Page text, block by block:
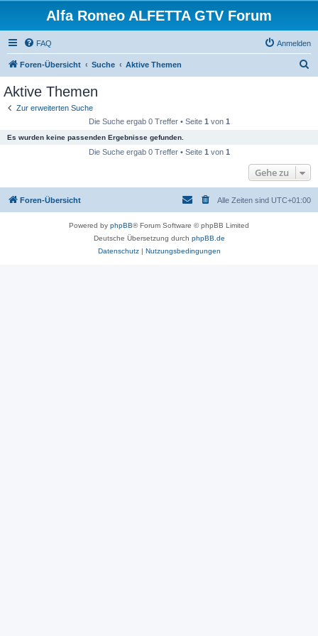
Alfa Romeo ALFETTA GTV Forum
FAQ Anmelden
Foren-Übersicht Suche Aktive Themen
Aktive Themen
Zur erweiterten Suche
Die Suche ergab 0 Treffer • Seite 1 von 1
Es wurden keine passenden Ergebnisse gefunden.
Die Suche ergab 0 Treffer • Seite 1 von 1
Gehe zu
Foren-Übersicht Alle Zeiten sind UTC+01:00
Powered by phpBB® Forum Software © phpBB Limited
Deutsche Übersetzung durch phpBB.de
Datenschutz| Nutzungsbedingungen